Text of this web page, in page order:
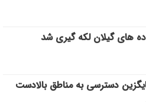
دسترسی به مناطق بالادست